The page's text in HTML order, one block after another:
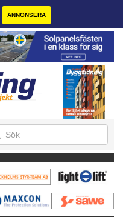
ANNONSERA